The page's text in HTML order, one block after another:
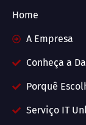
Home
A Empresa
Conheça a
Porquê
Serviço IT